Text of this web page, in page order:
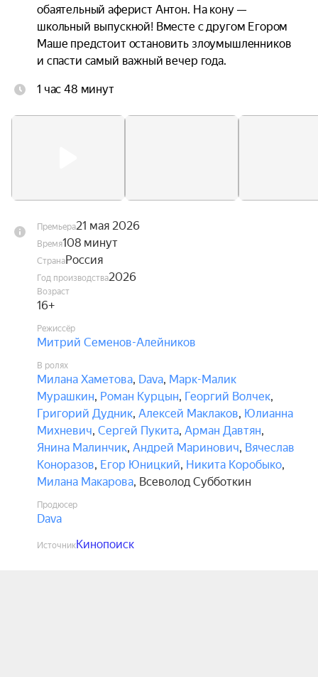
обаятельный аферист Антон. На кону —
школьный выпускной! Вместе с другом Егором
Маше предстоит остановить злоумышленников
и спасти самый важный вечер года.
1 час 48 минут
Премьера21 мая 2026
Время108 минут
СтранаРоссия
Год производства2026
Возраст
16+
Режиссёр
Митрий Семенов-Алейников
В ролях
Милана Хаметова, Dava, Марк-Малик
Мурашкин, Роман Курцын, Георгий Волчек,
Григорий Дудник, Алексей Маклаков, Юлианна
Михневич, Сергей Пукита, Арман Давтян,
Янина Малинчик, Андрей Маринович, Вячеслав
Коноразов, Егор Юницкий, Никита Коробыко,
Милана Макарова, Всеволод Субботкин
Продюсер
Dava
ИсточникКинопоиск